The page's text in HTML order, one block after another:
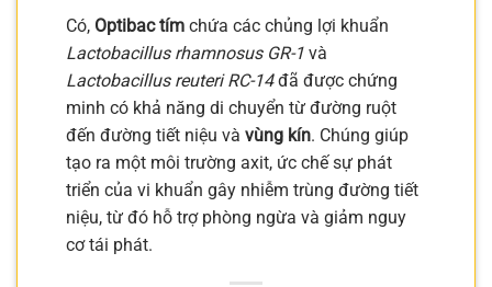
Có, Optibac tím chứa các chủng lợi khuẩn
Lactobacillus rhamnosus GR-1 và
Lactobacillus reuteri RC-14đã được chứng
minh có khả năng di chuyển từ đường ruột
đến đường tiết niệu và vùng kín. Chúng giúp
tạo ra một môi trường axit, ức chế sự phát
triển của vi khuẩn gây nhiễm trùng đường tiết
niệu, từ đó hỗ trợ phòng ngừa và giảm nguy
cơ tái phát.